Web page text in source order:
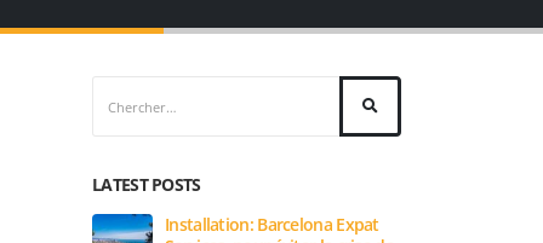
LATEST POSTS
Nie, certificats de résidence,